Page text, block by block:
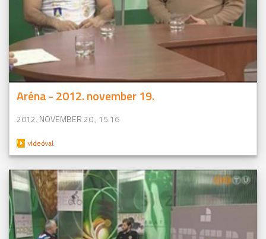
Aréna - 2012. november 19.
2012. NOVEMBER 20., 15:16